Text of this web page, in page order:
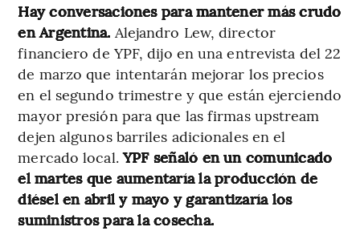
Hay conversaciones para mantener más crudo
en Argentina. Alejandro Lew, director
financiero de YPF, dijo en una entrevista del 22
de marzo que intentarán mejorar los precios
en el segundo trimestre y que están ejerciendo
mayor presión para que las firmas upstream
dejen algunos barriles adicionales en el
mercado local.YPF señaló en un comunicado
el martes que aumentaría la producción de
diésel en abril y mayo y garantizaría los
suministros para la cosecha.